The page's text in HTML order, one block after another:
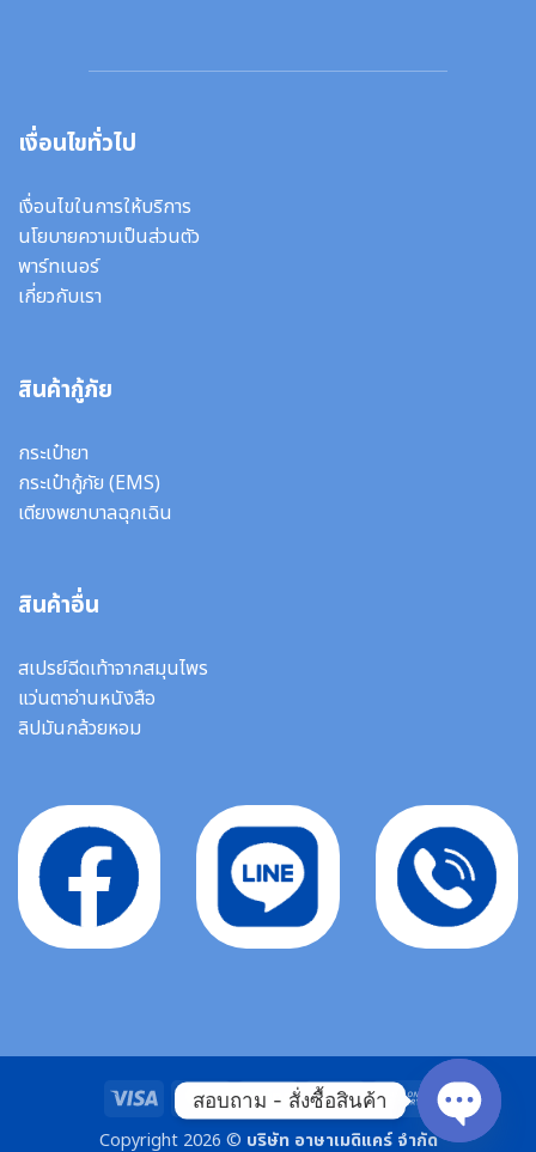
เงื่อนไขทั่วไป
เงื่อนไขในการให้บริการ
นโยบายความเป็นส่วนตัว
พาร์ทเนอร์
เกี่ยวกับเรา
สินค้ากู้ภัย
กระเป๋ายา
กระเป๋ากู้ภัย (EMS)
เตียงพยาบาลฉุกเฉิน
สินค้าอื่น
สเปรย์ฉีดเท้าจากสมุนไพร
แว่นตาอ่านหนังสือ
ลิปมันกล้วยหอม
Visa MasterCard
Stripe
Bank
Transfer
Cash
On
Copyright 2026 © บริษัท อาษาเมดิแคร์ จำกัด
สอบถาม - สั่งซื้อสินค้า